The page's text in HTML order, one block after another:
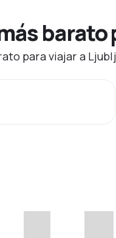
barato
para viajar a